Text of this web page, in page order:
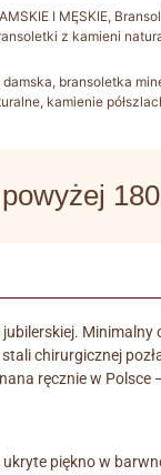
I MĘSKIE,
z kamieni
, bransoletka
, kamienie
chirurgicznej
ręcznie w Polsce
piękno w